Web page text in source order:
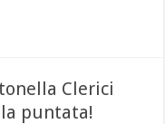
Clerici
puntata!